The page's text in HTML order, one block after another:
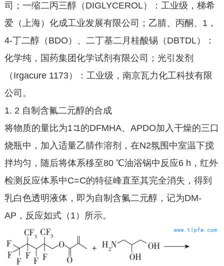
司；一缩二丙三醇（DIGLYCEROL）：工业级，梯希
爱（上海）化成工业发展有限公司；乙腈、丙酮、1，
4-丁二醇（BDO）、二丁基二月桂酸锡（DBTDL）：
化学纯，国药集团化学试剂有限公司；光引发剂
（Irgacure 1173）：工业级，南京瓦力化工科技有限
公司。
1. 2 自制含氟二元醇的合成
将物质的量比为1∶1的DFMHA、APDO加入干燥的三口
烧瓶中，加入适量乙腈作溶剂，在N2氛围中室温下搅
拌均匀，随后将体系移至80 ℃油浴锅中反应6 h，红外
检测反应体系中C=C的特征峰直至其完全消失，得到
乳白色透明液体，即为自制含氟二元醇，记为DM-
AP，反应如式（1）所示。